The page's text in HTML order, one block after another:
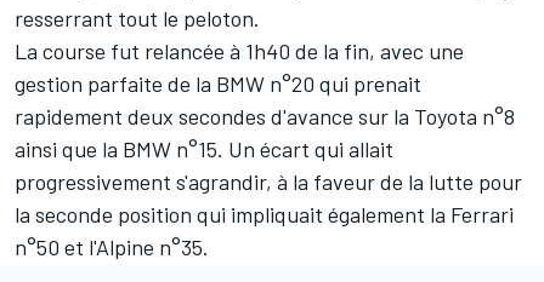
resserrant tout le peloton.
La course fut relancée à 1h40 de la fin, avec une
gestion parfaite de la BMW n°20 qui prenait
rapidement deux secondes d'avance sur la Toyota n°8
ainsi que la BMW n°15. Un écart qui allait
progressivement s'agrandir, à la faveur de la lutte pour
la seconde position qui impliquait également la Ferrari
n°50 et l'Alpine n°35.